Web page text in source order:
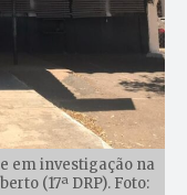
em investigação na
(17ª DRP). Foto: